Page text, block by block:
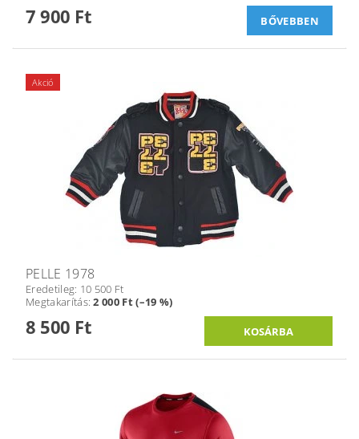
7 900 Ft BŐVEBBEN
Akció
PELLE 1978
Eredetileg: 10 500 Ft
Megtakarítás:2 000 Ft (–19 %)
8 500 Ft